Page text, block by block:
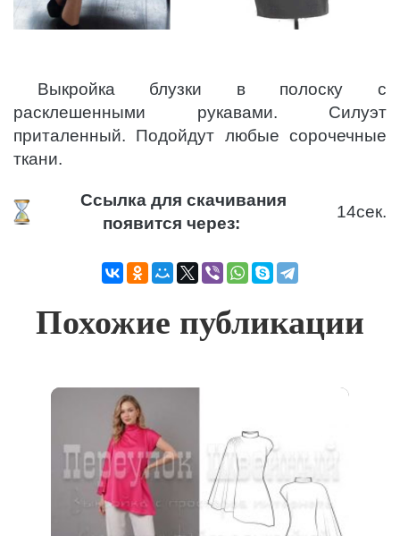
Выкройка блузки в полоску с
расклешенными рукавами. Силуэт
приталенный. Подойдут любые сорочечные
ткани.
Ссылка для скачивания
появится через:
14сек.
Похожие публикации